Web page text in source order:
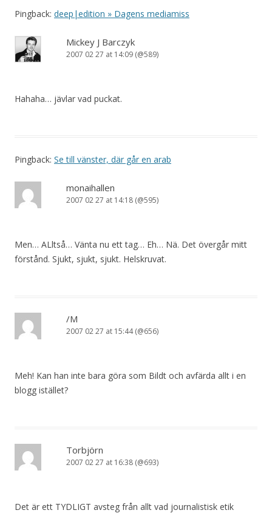
Pingback: deep|edition » Dagens mediamiss
Mickey J Barczyk
2007 02 27 at 14:09 (@589)
Hahaha… jävlar vad puckat.
Pingback: Se till vänster, där går en arab
monaihallen
2007 02 27 at 14:18 (@595)
Men… ALltså… Vänta nu ett tag… Eh… Nä. Det övergår mitt
förstånd. Sjukt, sjukt, sjukt. Helskruvat.
/M
2007 02 27 at 15:44 (@656)
Meh! Kan han inte bara göra som Bildt och avfärda allt i en
blogg istället?
Torbjörn
2007 02 27 at 16:38 (@693)
Det är ett TYDLIGT avsteg från allt vad journalistisk etik